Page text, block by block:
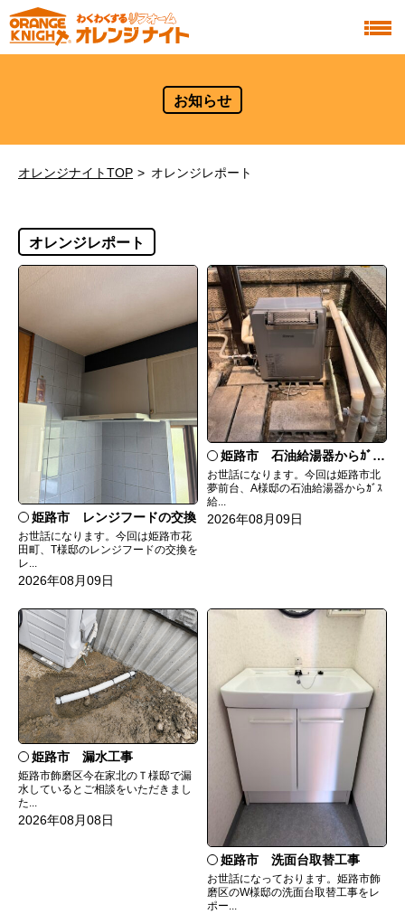
お知らせ
オレンジナイトTOP オレンジレポート
オレンジレポート
姫路市 レンジフードの交換
お世話になります。今回は姫路市花
田町、T様邸のレンジフードの交換を
レ...
2026年08月09日
姫路市 石油給湯器からｶﾞｽ給湯器へ取替
お世話になります。今回は姫路市北
夢前台、A様邸の石油給湯器からｶﾞｽ
給...
2026年08月09日
姫路市 漏水工事
姫路市飾磨区今在家北のＴ様邸で漏
水しているとご相談をいただきまし
た...
2026年08月08日
姫路市 洗面台取替工事
お世話になっております。姫路市飾
磨区のW様邸の洗面台取替工事をレ
ポー...